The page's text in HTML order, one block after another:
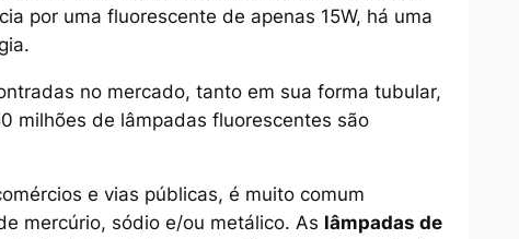
por uma fluorescente de apenas 15W, há uma
no mercado, tanto em sua forma tubular,
milhões de lâmpadas fluorescentes são
e vias públicas, é muito comum
mercúrio, sódio e/ou metálico. As lâmpadas de